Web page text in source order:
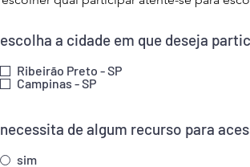
escolha a cidade em que deseja
Ribeirão Preto - SP
Campinas - SP
necessita de algum recurso para
sim